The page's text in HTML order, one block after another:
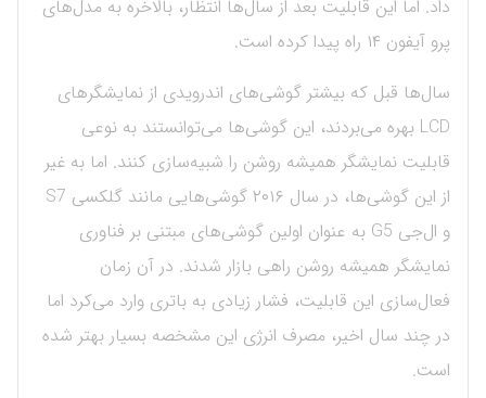
داد. اما این قابلیت بعد از سال‌ها انتظار، بالاخره به مدل‌های
پرو آیفون ۱۴ راه پیدا کرده است.
سال‌ها قبل که بیشتر گوشی‌های اندرویدی از نمایشگرهای
LCD بهره می‌بردند، این گوشی‌ها می‌توانستند به نوعی
قابلیت نمایشگر همیشه روشن را شبیه‌سازی کنند. اما به غیر
از این گوشی‌ها، در سال ۲۰۱۶ گوشی‌هایی مانند گلکسی S7
و ال‌جی G5 به عنوان اولین گوشی‌های مبتنی بر فناوری
نمایشگر همیشه روشن راهی بازار شدند. در آن زمان
فعال‌سازی این قابلیت، فشار زیادی به باتری وارد می‌کرد اما
در چند سال اخیر، مصرف انرژی این مشخصه بسیار بهتر شده
است.